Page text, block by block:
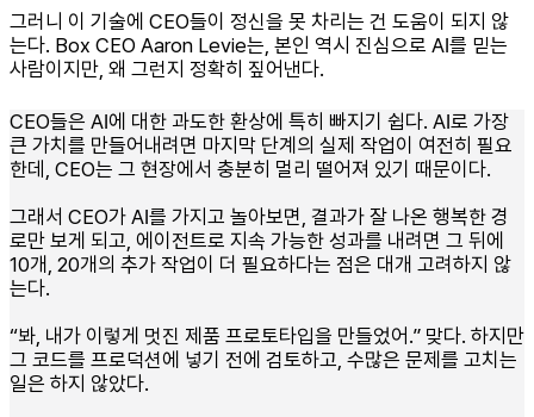
그러니 이 기술에 CEO들이 정신을 못 차리는 건 도움이 되지 않
는다. Box CEO Aaron Levie는, 본인 역시 진심으로 AI를 믿는
사람이지만, 왜 그런지 정확히 짚어낸다.
CEO들은 AI에 대한 과도한 환상에 특히 빠지기 쉽다. AI로 가장
큰 가치를 만들어내려면 마지막 단계의 실제 작업이 여전히 필요
한데, CEO는 그 현장에서 충분히 멀리 떨어져 있기 때문이다.
그래서 CEO가 AI를 가지고 놀아보면, 결과가 잘 나온 행복한 경
로만 보게 되고, 에이전트로 지속 가능한 성과를 내려면 그 뒤에
10개, 20개의 추가 작업이 더 필요하다는 점은 대개 고려하지 않
는다.
“봐, 내가 이렇게 멋진 제품 프로토타입을 만들었어.” 맞다. 하지만
그 코드를 프로덕션에 넣기 전에 검토하고, 수많은 문제를 고치는
일은 하지 않았다.